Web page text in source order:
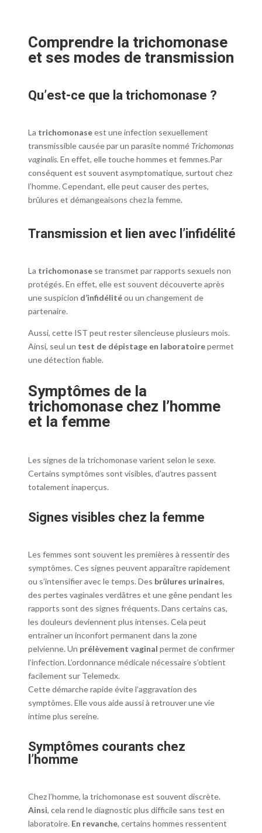
Comprendre la trichomonase
et ses modes de transmission
Qu’est-ce que la trichomonase ?
La trichomonaseest une infection sexuellement
transmissible causée par un parasite nommé Trichomonas
vaginalis. En effet, elle touche hommes et femmes.Par
conséquent est souvent asymptomatique, surtout chez
l’homme. Cependant, elle peut causer des pertes,
brûlures et démangeaisons chez la femme.
Transmission et lien avec l’infidélité
La trichomonasese transmet par rapports sexuels non
protégés. En effet, elle est souvent découverte après
une suspicion d’infidélitéou un changement de
partenaire.
Aussi, cette IST peut rester silencieuse plusieurs mois.
Ainsi, seul un test de dépistage en laboratoirepermet
une détection fiable.
Symptômes de la
trichomonase chez l’homme
et la femme
Les signes de la trichomonase varient selon le sexe.
Certains symptômes sont visibles, d’autres passent
totalement inaperçus.
Signes visibles chez la femme
Les femmes sont souvent les premières à ressentir des
symptômes. Ces signes peuvent apparaître rapidement
ou s’intensifier avec le temps. Des brûlures urinaires,
des pertes vaginales verdâtres et une gêne pendant les
rapports sont des signes fréquents. Dans certains cas,
les douleurs deviennent plus intenses. Cela peut
entraîner un inconfort permanent dans la zone
pelvienne. Un prélèvement vaginal permet de confirmer
l’infection. L’ordonnance médicale nécessaire s’obtient
facilement sur Telemedx.
Cette démarche rapide évite l’aggravation des
symptômes. Elle vous aide aussi à retrouver une vie
intime plus sereine.
Symptômes courants chez
l’homme
Chez l’homme, la trichomonase est souvent discrète.
Ainsi, cela rend le diagnostic plus difficile sans test en
laboratoire. En revanche, certains hommes ressentent